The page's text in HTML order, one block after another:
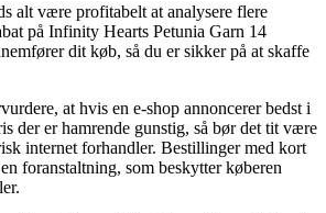
alt være profitabelt at analysere flere
på Infinity Hearts Petunia Garn 14
dit køb, så du er sikker på at skaffe
at hvis en e-shop annoncerer bedst i
der er hamrende gunstig, så bør det tit være
internet forhandler. Bestillinger med kort
foranstaltning, som beskytter køberen